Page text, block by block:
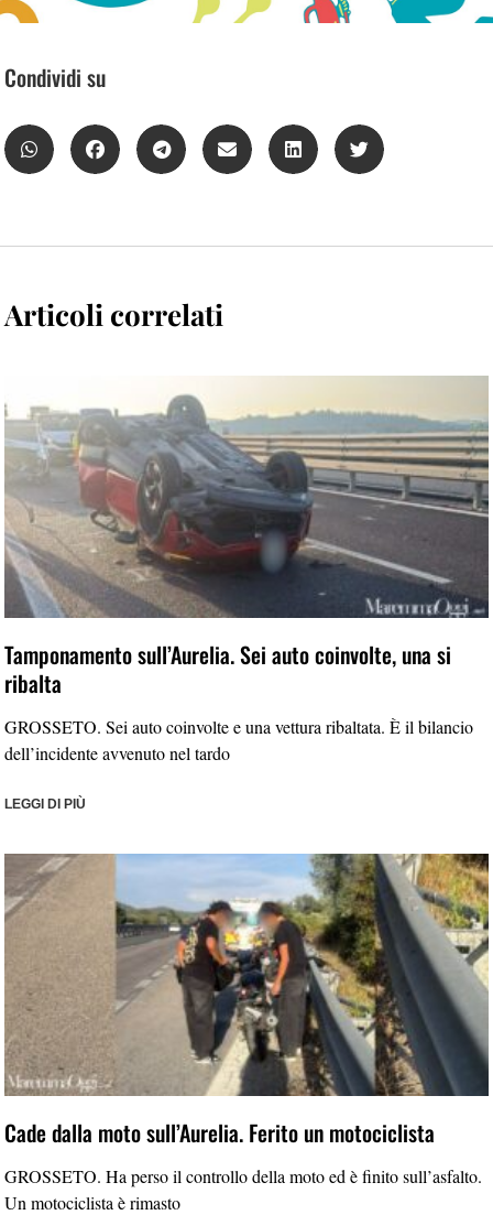
Condividi su
Articoli correlati
Tamponamento sull’Aurelia. Sei auto coinvolte, una si
ribalta
GROSSETO. Sei auto coinvolte e una vettura ribaltata. È il bilancio
dell’incidente avvenuto nel tardo
LEGGI DI PIÙ
Cade dalla moto sull’Aurelia. Ferito un motociclista
GROSSETO. Ha perso il controllo della moto ed è finito sull’asfalto.
Un motociclista è rimasto